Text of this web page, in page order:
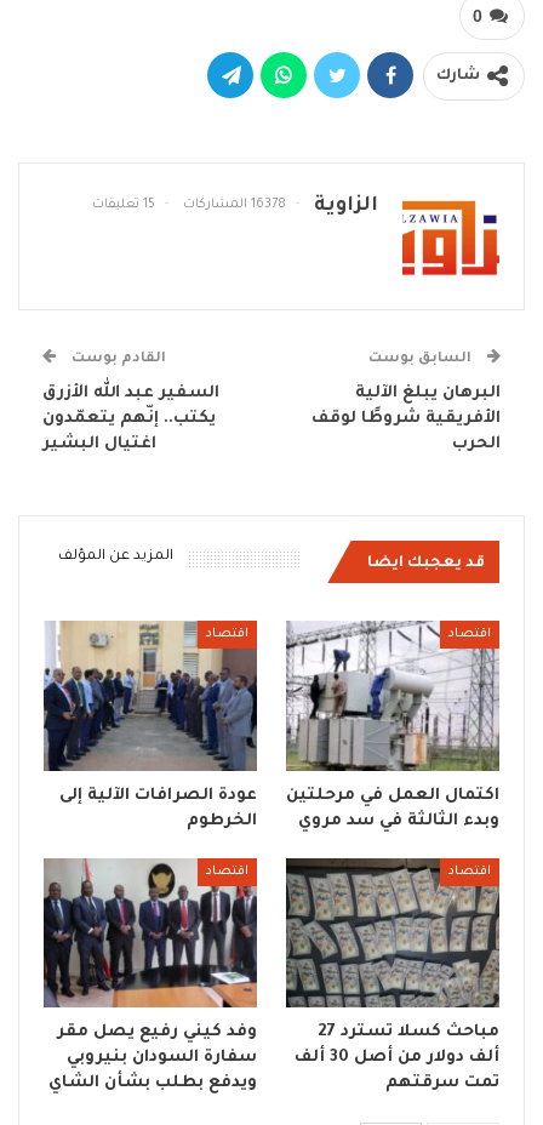
0
شارك
الزاوية 16378 المشاركات 15 تعليقات
السابق بوست
البرهان يبلغ الآلية
الأفريقية شروطًا لوقف
الحرب
القادم بوست
السفير عبد الله الأزرق
يكتب.. إنّهم يتعمّدون
اغتيال البشير
قد يعجبك ايضا المزيد عن المؤلف
اقتصاد
اكتمال العمل في مرحلتين
وبدء الثالثة في سد مروي
اقتصاد
عودة الصرافات الآلية إلى
الخرطوم
اقتصاد
مباحث كسلا تسترد 27
ألف دولار من أصل 30 ألف
تمت سرقتهم
اقتصاد
وفد كيني رفيع يصل مقر
سفارة السودان بنيروبي
ويدفع بطلب بشأن الشاي